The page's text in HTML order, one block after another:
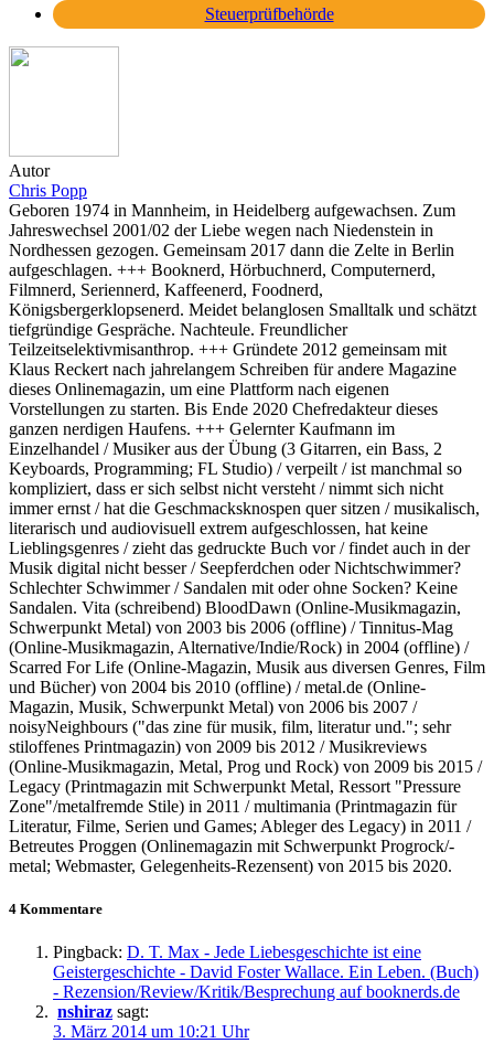
Steuerprüfbehörde
Autor
Chris Popp
Geboren 1974 in Mannheim, in Heidelberg aufgewachsen. Zum
Jahreswechsel 2001/02 der Liebe wegen nach Niedenstein in
Nordhessen gezogen. Gemeinsam 2017 dann die Zelte in Berlin
aufgeschlagen. +++ Booknerd, Hörbuchnerd, Computernerd,
Filmnerd, Seriennerd, Kaffeenerd, Foodnerd,
Königsbergerklopsenerd. Meidet belanglosen Smalltalk und schätzt
tiefgründige Gespräche. Nachteule. Freundlicher
Teilzeitselektivmisanthrop. +++ Gründete 2012 gemeinsam mit
Klaus Reckert nach jahrelangem Schreiben für andere Magazine
dieses Onlinemagazin, um eine Plattform nach eigenen
Vorstellungen zu starten. Bis Ende 2020 Chefredakteur dieses
ganzen nerdigen Haufens. +++ Gelernter Kaufmann im
Einzelhandel / Musiker aus der Übung (3 Gitarren, ein Bass, 2
Keyboards, Programming; FL Studio) / verpeilt / ist manchmal so
kompliziert, dass er sich selbst nicht versteht / nimmt sich nicht
immer ernst / hat die Geschmacksknospen quer sitzen / musikalisch,
literarisch und audiovisuell extrem aufgeschlossen, hat keine
Lieblingsgenres / zieht das gedruckte Buch vor / findet auch in der
Musik digital nicht besser / Seepferdchen oder Nichtschwimmer?
Schlechter Schwimmer / Sandalen mit oder ohne Socken? Keine
Sandalen. Vita (schreibend) BloodDawn (Online-Musikmagazin,
Schwerpunkt Metal) von 2003 bis 2006 (offline) / Tinnitus-Mag
(Online-Musikmagazin, Alternative/Indie/Rock) in 2004 (offline) /
Scarred For Life (Online-Magazin, Musik aus diversen Genres, Film
und Bücher) von 2004 bis 2010 (offline) / metal.de (Online-
Magazin, Musik, Schwerpunkt Metal) von 2006 bis 2007 /
noisyNeighbours ("das zine für musik, film, literatur und."; sehr
stiloffenes Printmagazin) von 2009 bis 2012 / Musikreviews
(Online-Musikmagazin, Metal, Prog und Rock) von 2009 bis 2015 /
Legacy (Printmagazin mit Schwerpunkt Metal, Ressort "Pressure
Zone"/metalfremde Stile) in 2011 / multimania (Printmagazin für
Literatur, Filme, Serien und Games; Ableger des Legacy) in 2011 /
Betreutes Proggen (Onlinemagazin mit Schwerpunkt Progrock/-
metal; Webmaster, Gelegenheits-Rezensent) von 2015 bis 2020.
4 Kommentare
Pingback: D. T. Max - Jede Liebesgeschichte ist eine
Geistergeschichte - David Foster Wallace. Ein Leben. (Buch)
- Rezension/Review/Kritik/Besprechung auf booknerds.de
nshiraz sagt:
3. März 2014 um 10:21 Uhr